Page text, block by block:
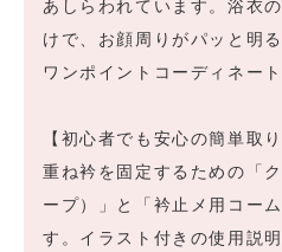
あしらわれています。浴衣
けで、お顔周りがパッと明
ワンポイントコーディネー
【初心者でも安心の簡単取り
重ね衿を固定するための「
ープ）」と「衿止メ用コー
す。イラスト付きの使用説